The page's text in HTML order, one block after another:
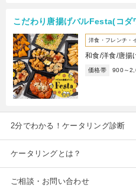
こだわり唐揚げバルFesta(コダ
洋食・フレンチ・
和食/洋食/唐揚
価格帯 900～
2分でわかる！ケータリング診断
ケータリングとは？
ご相談・お問い合わせ